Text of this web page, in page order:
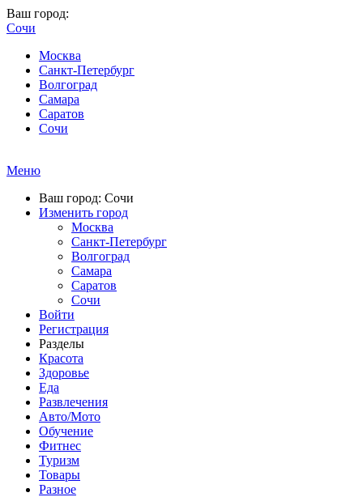
Ваш город:
Сочи
Москва
Санкт-Петербург
Волгоград
Самара
Саратов
Сочи
Меню
Ваш город: Сочи
Изменить город
Москва
Санкт-Петербург
Волгоград
Самара
Саратов
Сочи
Войти
Регистрация
Разделы
Красота
Здоровье
Еда
Развлечения
Авто/Мото
Обучение
Фитнес
Туризм
Товары
Разное